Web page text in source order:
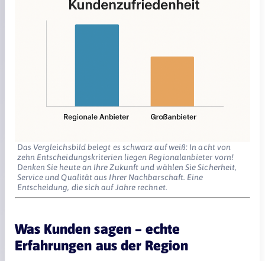
Das Vergleichsbild belegt es schwarz auf weiß: In acht von
zehn Entscheidungskriterien liegen Regionalanbieter vorn!
Denken Sie heute an Ihre Zukunft und wählen Sie Sicherheit,
Service und Qualität aus Ihrer Nachbarschaft. Eine
Entscheidung, die sich auf Jahre rechnet.
Was Kunden sagen – echte
Erfahrungen aus der Region